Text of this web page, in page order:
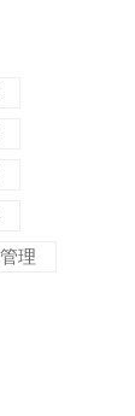
理